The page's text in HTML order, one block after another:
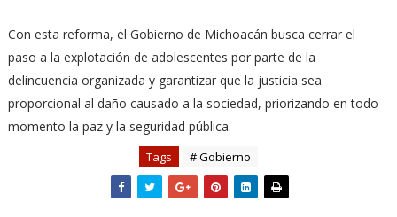
Con esta reforma, el Gobierno de Michoacán busca cerrar el
paso a la explotación de adolescentes por parte de la
delincuencia organizada y garantizar que la justicia sea
proporcional al daño causado a la sociedad, priorizando en todo
momento la paz y la seguridad pública.
Tags # Gobierno